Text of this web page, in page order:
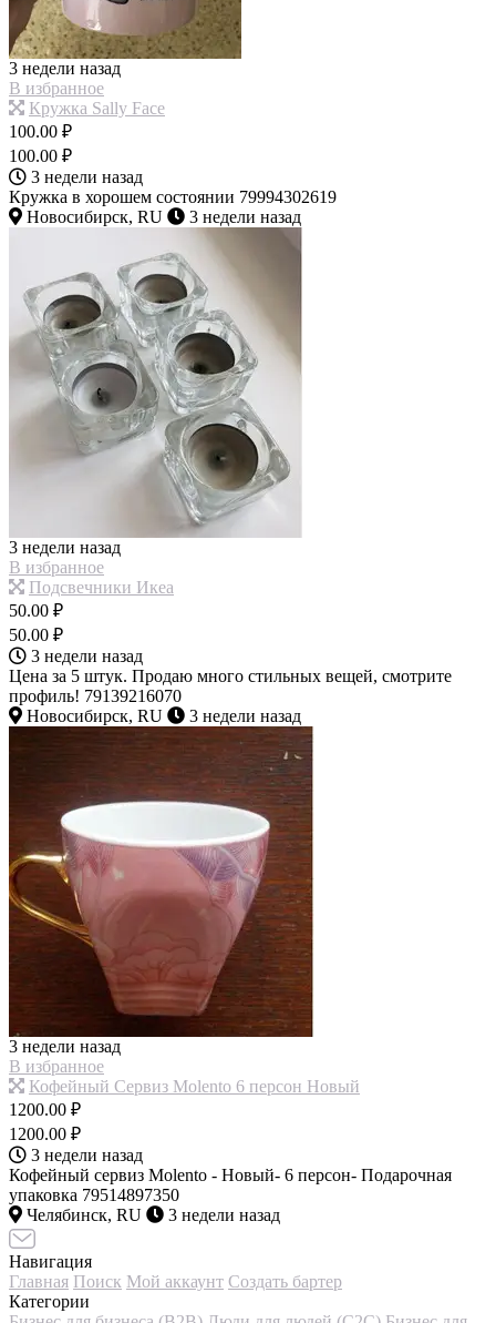
3 недели назад
В избранное
Кружка Sally Face
100.00 ₽
100.00 ₽
3 недели назад
Кружка в хорошем состоянии 79994302619
Новосибирск, RU
3 недели назад
3 недели назад
В избранное
Подсвечники Икеа
50.00 ₽
50.00 ₽
3 недели назад
Цена за 5 штук. Продаю много стильных вещей, смотрите
профиль! 79139216070
Новосибирск, RU
3 недели назад
3 недели назад
В избранное
Кофейный Сервиз Molento 6 персон Новый
1200.00 ₽
1200.00 ₽
3 недели назад
Кофейный сервиз Molento - Новый- 6 персон- Подарочная
упаковка 79514897350
Челябинск, RU
3 недели назад
Навигация
Главная Поиск Мой аккаунт Создать бартер
Категории